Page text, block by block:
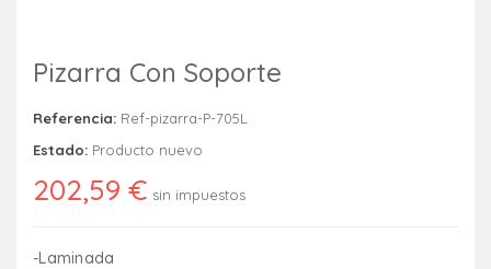
Pizarra Con Soporte
Referencia: Ref-pizarra-P-705L
Estado: Producto nuevo
202,59 € sin impuestos
-Laminada